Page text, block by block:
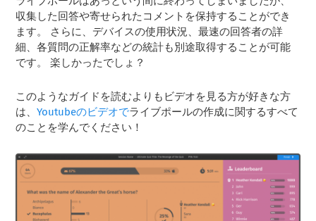
収集した回答や寄せられたコメントを保持することができ
ます。 さらに、デバイスの使用状況、最速の回答者の詳
細、各質問の正解率などの統計も別途取得することが可能
です。 楽しかったでしょ？
このようなガイドを読むよりもビデオを見る方が好きな方
は、Youtubeのビデオでライブポールの作成に関するすべて
のことを学んでください！